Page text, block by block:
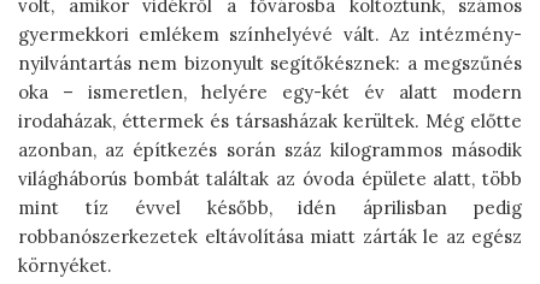
volt, amikor vidékről a fővárosba költöztünk, számos
gyermekkori emlékem színhelyévé vált. Az intézmény-
nyilvántartás nem bizonyult segítőkésznek: a megszűnés
oka – ismeretlen, helyére egy-két év alatt modern
irodaházak, éttermek és társasházak kerültek. Még előtte
azonban, az építkezés során száz kilogrammos második
világháborús bombát találtak az óvoda épülete alatt, több
mint tíz évvel később, idén áprilisban pedig
robbanószerkezetek eltávolítása miatt zárták le az egész
környéket.